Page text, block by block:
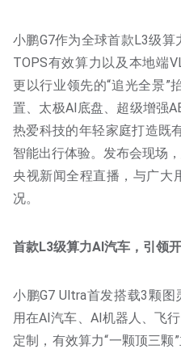
小鹏G7作为全球首款L3级
TOPS有效算力以及本地端
更以行业领先的“追光全景”
置、太极AI底盘、超级增强
热爱科技的年轻家庭打造既
智能出行体验。发布会现场
央视新闻全程直播，与广大
况。
首款L3级算力AI汽车，引领
小鹏G7 Ultra首发搭载3颗
用在AI汽车、AI机器人、飞
定制，有效算力“一颗顶三颗